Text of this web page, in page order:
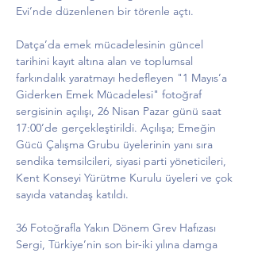
Evi’nde düzenlenen bir törenle açtı.
Datça’da emek mücadelesinin güncel
tarihini kayıt altına alan ve toplumsal
farkındalık yaratmayı hedefleyen "1 Mayıs’a
Giderken Emek Mücadelesi" fotoğraf
sergisinin açılışı, 26 Nisan Pazar günü saat
17:00’de gerçekleştirildi. Açılışa; Emeğin
Gücü Çalışma Grubu üyelerinin yanı sıra
sendika temsilcileri, siyasi parti yöneticileri,
Kent Konseyi Yürütme Kurulu üyeleri ve çok
sayıda vatandaş katıldı.
36 Fotoğrafla Yakın Dönem Grev Hafızası
Sergi, Türkiye’nin son bir-iki yılına damga